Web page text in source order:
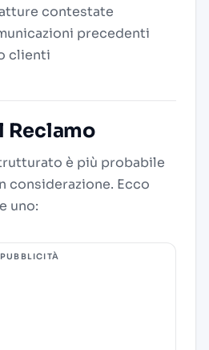
contestate
precedenti
clienti
Reclamo
è più probabile
considerazione. Ecco
uno:
PUBBLICITÀ